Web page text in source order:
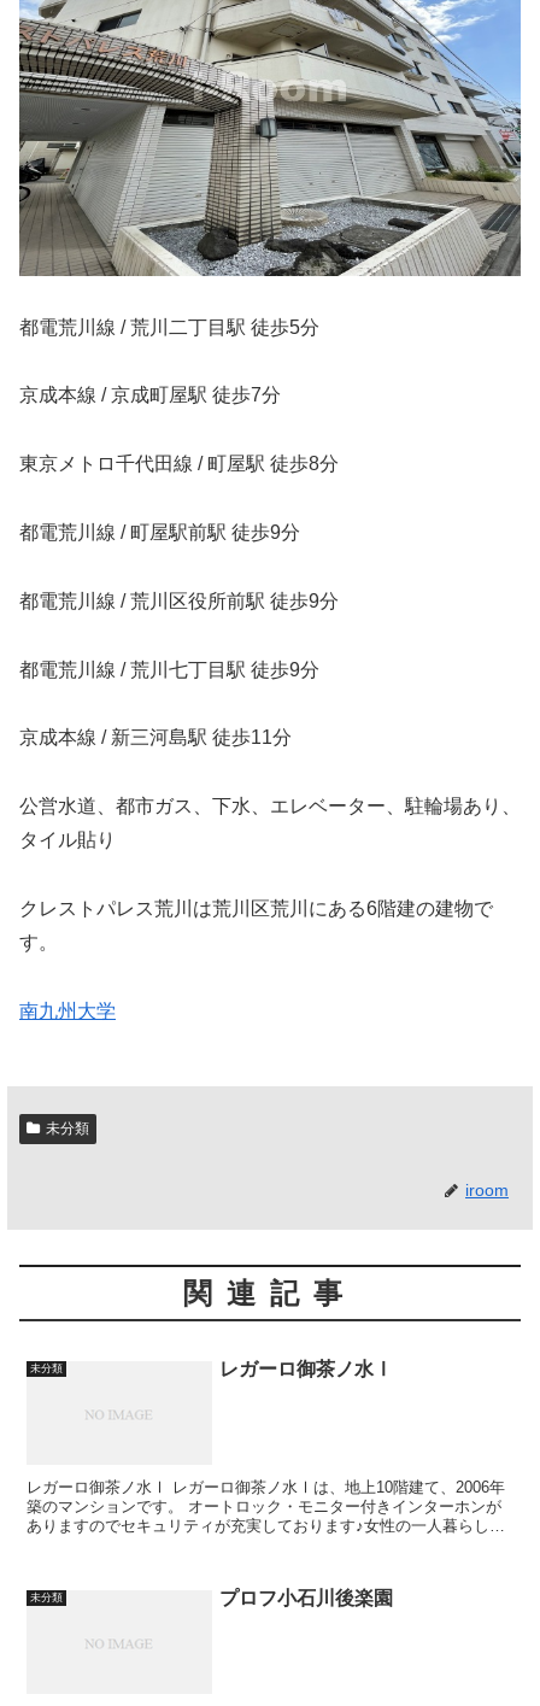
都電荒川線 / 荒川二丁目駅 徒歩5分
京成本線 / 京成町屋駅 徒歩7分
東京メトロ千代田線 / 町屋駅 徒歩8分
都電荒川線 / 町屋駅前駅 徒歩9分
都電荒川線 / 荒川区役所前駅 徒歩9分
都電荒川線 / 荒川七丁目駅 徒歩9分
京成本線 / 新三河島駅 徒歩11分
公営水道、都市ガス、下水、エレベーター、駐輪場あり、
タイル貼り
クレストパレス荒川は荒川区荒川にある6階建の建物で
す。
南九州大学
未分類
iroom
関連記事
未分類 レガーロ御茶ノ水Ⅰ
レガーロ御茶ノ水Ⅰ レガーロ御茶ノ水Ⅰは、地上10階建て、2006年
築のマンションです。 オートロック・モニター付きインターホンが
ありますのでセキュリティが充実しております♪女性の一人暮らし・
未分類 プロフ小石川後楽園